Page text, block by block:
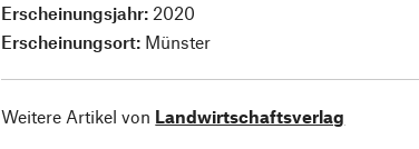
Erscheinungsjahr: 2020
Erscheinungsort: Münster
Weitere Artikel von Landwirtschaftsverlag